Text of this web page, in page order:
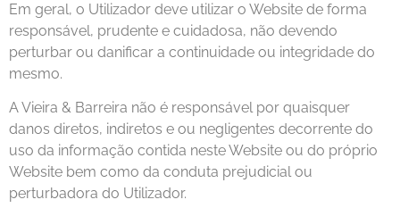
Em geral, o Utilizador deve utilizar o Website de forma
responsável, prudente e cuidadosa, não devendo
perturbar ou danificar a continuidade ou integridade do
mesmo.
A Vieira & Barreira não é responsável por quaisquer
danos diretos, indiretos e ou negligentes decorrente do
uso da informação contida neste Website ou do próprio
Website bem como da conduta prejudicial ou
perturbadora do Utilizador.